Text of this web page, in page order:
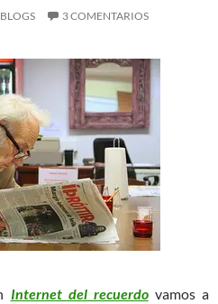
3 COMENTARIOS
Internet del recuerdovamos a